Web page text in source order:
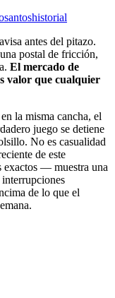
santoshistorial
antes del pitazo.
postal de fricción,
El mercado de
valor que cualquier
la misma cancha, el
juego se detiene
No es casualidad
de este
exactos — muestra una
de lo que el